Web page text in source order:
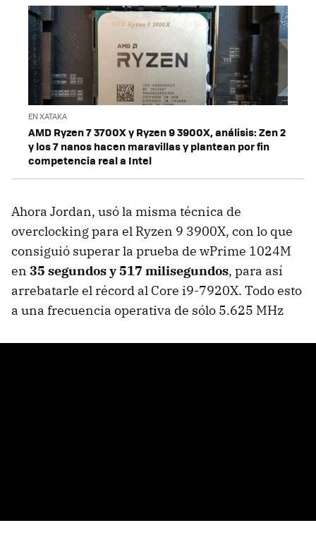
EN XATAKA
AMD Ryzen 7 3700X y Ryzen 9 3900X, análisis: Zen 2
y los 7 nanos hacen maravillas y plantean por fin
competencia real a Intel
Ahora Jordan, usó la misma técnica de
overclocking para el Ryzen 9 3900X, con lo que
consiguió superar la prueba de wPrime 1024M
en 35 segundos y 517 milisegundos, para así
arrebatarle el récord al Core i9-7920X. Todo esto
a una frecuencia operativa de sólo 5.625 MHz